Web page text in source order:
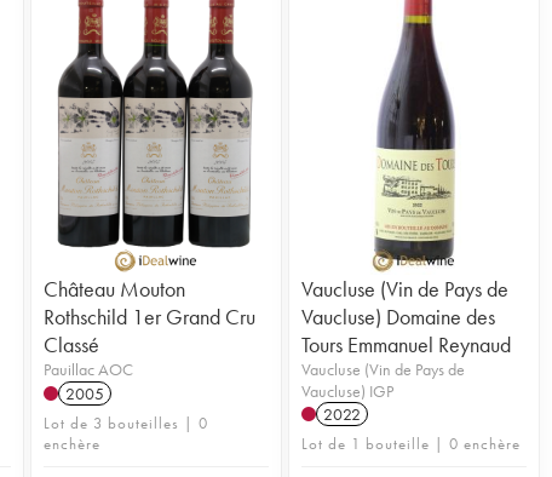
Château Mouton
Rothschild 1er Grand Cru
Classé
Pauillac AOC
2005
Lot de 3 bouteilles | 0
enchère
Vaucluse (Vin de Pays de
Vaucluse) Domaine des
Tours Emmanuel Reynaud
Vaucluse (Vin de Pays de
Vaucluse) IGP
2022
Lot de 1 bouteille | 0 enchère